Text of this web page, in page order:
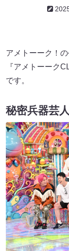
アメトーーク！
『アメトーーク
です。
秘密兵器芸